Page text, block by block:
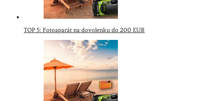
TOP 5: Fotoaparát na dovolenku do 200 EUR